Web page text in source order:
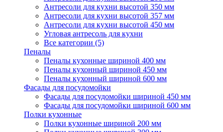
Антресоли для кухни высотой 350 мм
Антресоли для кухни высотой 357 мм
Антресоли для кухни высотой 450 мм
Угловая антресоль для кухни
Все категории (5)
Пеналы
Пеналы кухонные шириной 400 мм
Пеналы кухонный шириной 450 мм
Пеналы кухонный шириной 600 мм
Фасады для посудомойки
Фасады для посудомойки шириной 450 мм
Фасады для посудомойки шириной 600 мм
Полки кухонные
Полки кухонные шириной 200 мм